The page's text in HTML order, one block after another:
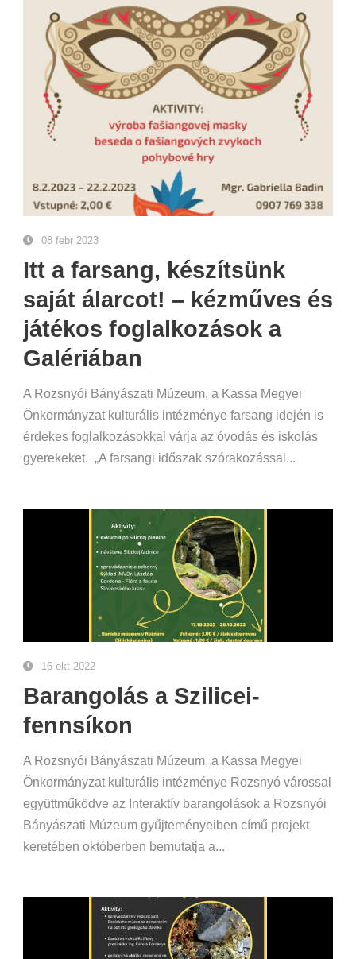
08 febr 2023
Itt a farsang, készítsünk
saját álarcot! – kézműves és
játékos foglalkozások a
Galériában
A Rozsnyói Bányászati Múzeum, a Kassa Megyei
Önkormányzat kulturális intézménye farsang idején is
érdekes foglalkozásokkal várja az óvodás és iskolás
gyerekeket. „A farsangi időszak szórakozással...
16 okt 2022
Barangolás a Szilicei-
fennsíkon
A Rozsnyói Bányászati Múzeum, a Kassa Megyei
Önkormányzat kulturális intézménye Rozsnyó várossal
együttműködve az Interaktív barangolások a Rozsnyói
Bányászati Múzeum gyűjteményeiben című projekt
keretében októberben bemutatja a...